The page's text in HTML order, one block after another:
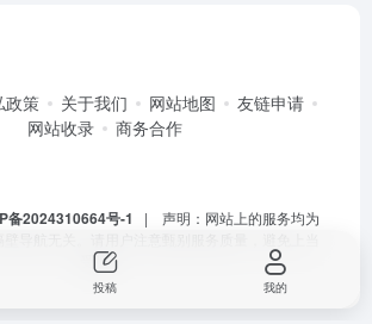
政策 关于我们 网站地图
友链申请
网站收录
商务合作
备2024310664号-1
| 声明：网站上的服务均为
受骗。
投稿 我的